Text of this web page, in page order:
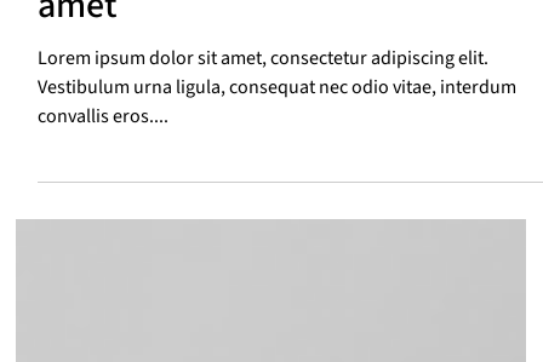
Titre viens içi lorem ipsum set
amet
Lorem ipsum dolor sit amet, consectetur adipiscing elit.
convallis eros....